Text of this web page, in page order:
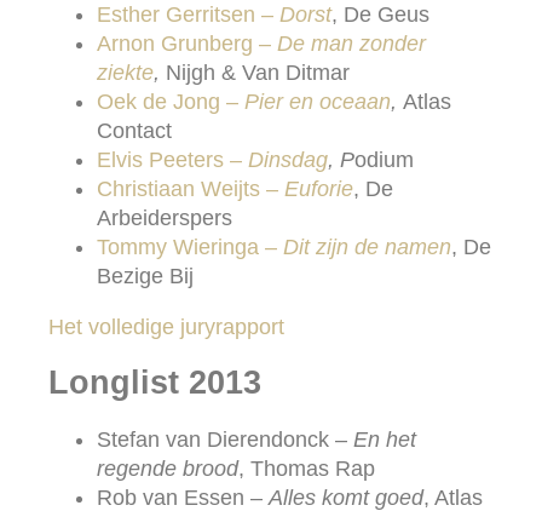
Esther Gerritsen – Dorst, De Geus
Arnon Grunberg – De man zonder
ziekte, Nijgh & Van Ditmar
Oek de Jong – Pier en oceaan, Atlas
Contact
Elvis Peeters – Dinsdag, Podium
Christiaan Weijts – Euforie, De
Arbeiderspers
Tommy Wieringa – Dit zijn de namen, De
Bezige Bij
Het volledige juryrapport
Longlist 2013
Stefan van Dierendonck – En het
regende brood, Thomas Rap
Rob van Essen – Alles komt goed, Atlas